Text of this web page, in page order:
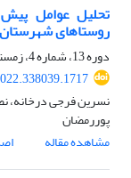
تحلیل عوامل
روستاهای
دوره 13، شماره 4، زمستان 1401، صفحه
نسرین فرجی درخانه،
پوررمضان
مشاهده مقاله